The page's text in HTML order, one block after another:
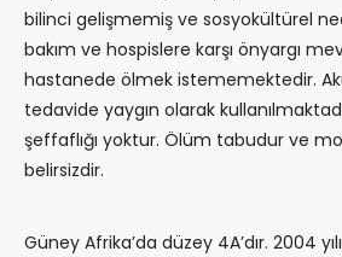
bilinci gelişmemiş ve sosyokültürel
bakım ve hospislere karşı önyargı
hastanede ölmek istememektedir.
tedavide yaygın olarak
şeffaflığı yoktur. Ölüm tabudur ve
belirsizdir.
Güney Afrika’da düzey 4A’dır. 2004